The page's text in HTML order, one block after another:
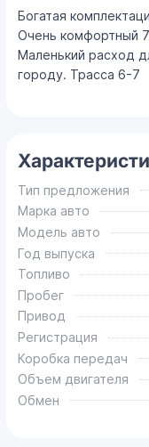
Богатая
Очень комфортный
Маленький расход
городу. Трасса 6-7
Тип предложения
Марка авто
Модель авто
Год выпуска
Топливо
Пробег
Привод
Регистрация
Коробка передач
Объем двигателя
Обмен